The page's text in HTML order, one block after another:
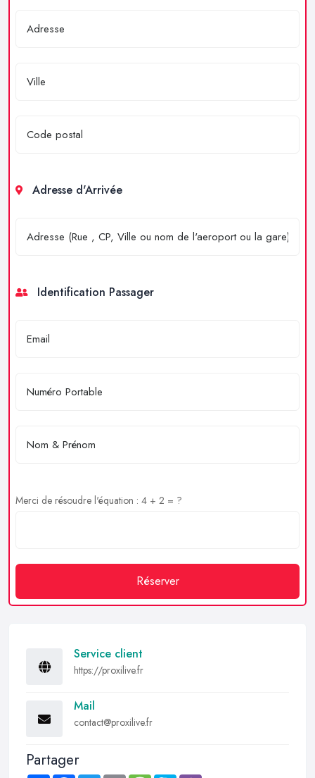
Adresse d'Arrivée
Identification Passager
Merci de résoudre l'équation : 4 + 2 = ?
Réserver
Service client
https://proxilive.fr
Mail
contact@proxilive.fr
Partager